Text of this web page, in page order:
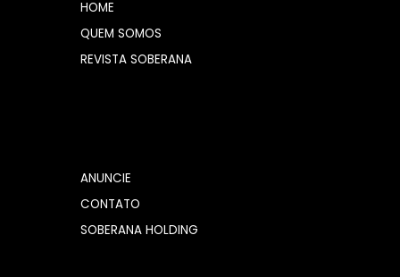
HOME
QUEM SOMOS
REVISTA SOBERANA
ANUNCIE
CONTATO
SOBERANA HOLDING